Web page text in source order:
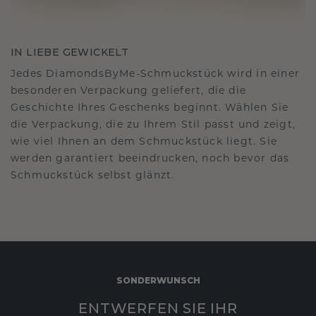
IN LIEBE GEWICKELT
Jedes DiamondsByMe-Schmuckstück wird in einer
besonderen Verpackung geliefert, die die
Geschichte Ihres Geschenks beginnt. Wählen Sie
die Verpackung, die zu Ihrem Stil passt und zeigt,
wie viel Ihnen an dem Schmuckstück liegt. Sie
werden garantiert beeindrucken, noch bevor das
Schmuckstück selbst glänzt.
SONDERWUNSCH
ENTWERFEN SIE IHR